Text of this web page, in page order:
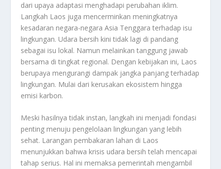
dari upaya adaptasi menghadapi perubahan iklim.
Langkah Laos juga mencerminkan meningkatnya
kesadaran negara-negara Asia Tenggara terhadap isu
lingkungan. Udara bersih kini tidak lagi di pandang
sebagai isu lokal. Namun melainkan tanggung jawab
bersama di tingkat regional. Dengan kebijakan ini, Laos
berupaya mengurangi dampak jangka panjang terhadap
lingkungan. Mulai dari kerusakan ekosistem hingga
emisi karbon.
Meski hasilnya tidak instan, langkah ini menjadi fondasi
penting menuju pengelolaan lingkungan yang lebih
sehat. Larangan pembakaran lahan di Laos
menunjukkan bahwa krisis udara bersih telah mencapai
tahap serius. Hal ini memaksa pemerintah mengambil